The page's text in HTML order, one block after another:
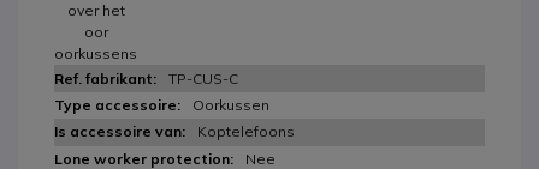
over het
oor
oorkussens
TP-CUS-C
Oorkussen
Koptelefoons
Nee